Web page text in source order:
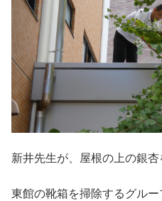
新井先生が、屋根の上の銀杏
東館の靴箱を掃除するグル